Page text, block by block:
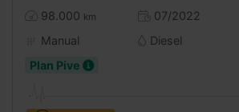
98.000 km
07/2022
Manual
Diesel
Plan Pive